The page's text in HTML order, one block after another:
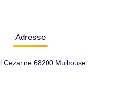
Adresse
Cezanne 68200 Mulhouse